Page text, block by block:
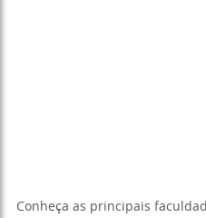
Conheça as principais